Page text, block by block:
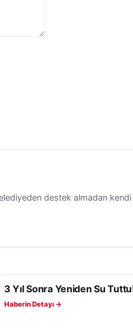
destek almadan
YAŞAM
3 Yıl Sonra Yeniden Su
Haberin Detayı →